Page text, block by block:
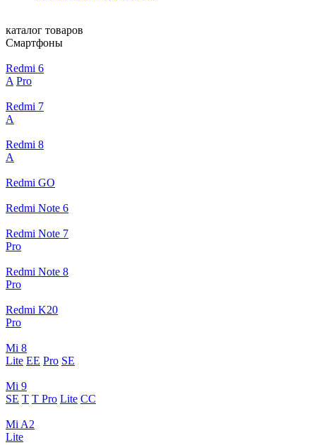
каталог товаров
Смартфоны
Redmi 6
A Pro
Redmi 7
A
Redmi 8
A
Redmi GO
Redmi Note 6
Redmi Note 7
Pro
Redmi Note 8
Pro
Redmi K20
Pro
Mi 8
Lite EE Pro SE
Mi 9
SE T T Pro Lite CC
Mi A2
Lite